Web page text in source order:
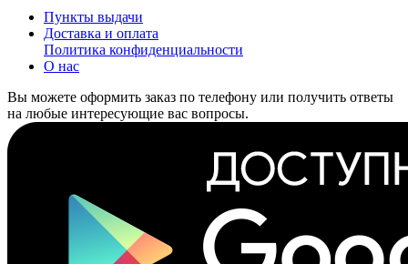
Пункты выдачи
Доставка и оплата
Политика конфиденциальности
О нас
Вы можете оформить заказ по телефону или получить ответы
на любые интересующие вас вопросы.